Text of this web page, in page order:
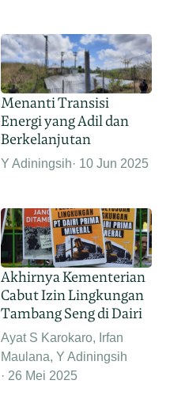
Menanti Transisi
Energi yang Adil dan
Berkelanjutan
Y Adiningsih 10 Jun 2025
Akhirnya Kementerian
Cabut Izin Lingkungan
Tambang Seng di Dairi
Ayat S Karokaro, Irfan
Maulana, Y Adiningsih
26 Mei 2025